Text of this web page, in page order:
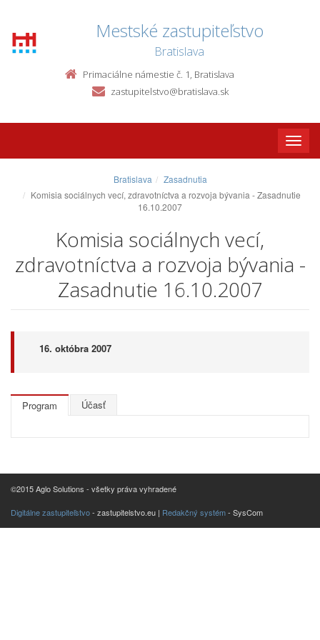
Mestské zastupiteľstvo
Bratislava
Primaciálne námestie č. 1, Bratislava
zastupitelstvo@bratislava.sk
Toggle
Bratislava
Zasadnutia
Komisia sociálnych vecí, zdravotníctva a rozvoja bývania - Zasadnutie
16.10.2007
Komisia sociálnych vecí,
zdravotníctva a rozvoja bývania -
Zasadnutie 16.10.2007
16. októbra 2007
Program Účasť
©2015 Aglo Solutions - všetky práva vyhradené
Digitálne zastupiteľstvo- zastupitelstvo.eu | Redakčný systém- SysCom